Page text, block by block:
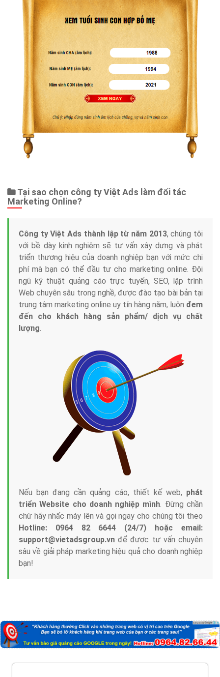
Tại sao chọn công ty Việt Ads làm đối tác
Marketing Online?
Công ty Việt Ads thành lập từ năm 2013, chúng tôi
với bề dày kinh nghiệm sẽ tư vấn xây dựng và phát
triển thương hiệu của doanh nghiệp bạn với mức chi
phí mà bạn có thể đầu tư cho marketing online. Đội
ngũ kỹ thuật quảng cáo trực tuyến, SEO, lập trình
Web chuyên sâu trong nghề, được đào tạo bài bản tại
trung tâm marketing online uy tín hàng năm, luôn đem
đến cho khách hàng sản phẩm/ dịch vụ chất
lượng.
Nếu bạn đang cần quảng cáo, thiết kế web, phát
triển Website cho doanh nghiệp mình. Đừng chần
chừ hãy nhấc máy lên và gọi ngay cho chúng tôi theo
Hotline: 0964 82 6644 (24/7) hoặc email:
support@vietadsgroup.vn để được tư vấn chuyên
sâu về giải pháp marketing hiệu quả cho doanh nghiệp
bạn!